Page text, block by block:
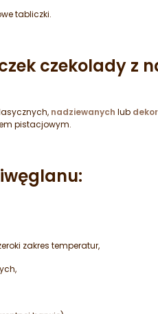
tabliczki.
czekolady z
nadziewanych lub
pistacjowym.
zakres temperatur,